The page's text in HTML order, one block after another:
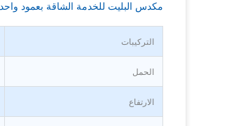
مكدس البليت للخدمة الشاقة بعمود واحد
التركيبات
الحمل
الارتفاع